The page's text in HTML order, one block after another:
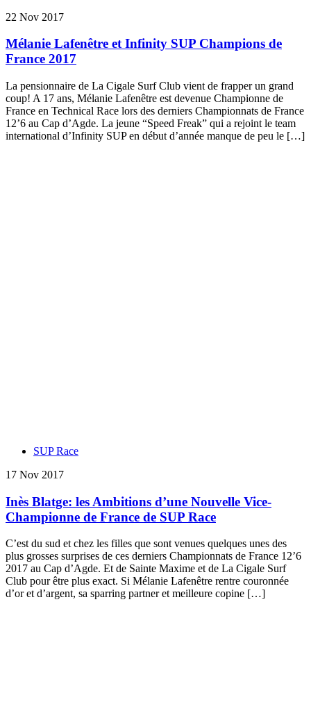
22 Nov 2017
Mélanie Lafenêtre et Infinity SUP Champions de
France 2017
La pensionnaire de La Cigale Surf Club vient de frapper un grand
coup! A 17 ans, Mélanie Lafenêtre est devenue Championne de
France en Technical Race lors des derniers Championnats de France
12’6 au Cap d’Agde. La jeune “Speed Freak” qui a rejoint le team
international d’Infinity SUP en début d’année manque de peu le […]
SUP Race
17 Nov 2017
Inès Blatge: les Ambitions d’une Nouvelle Vice-
Championne de France de SUP Race
C’est du sud et chez les filles que sont venues quelques unes des
plus grosses surprises de ces derniers Championnats de France 12’6
2017 au Cap d’Agde. Et de Sainte Maxime et de La Cigale Surf
Club pour être plus exact. Si Mélanie Lafenêtre rentre couronnée
d’or et d’argent, sa sparring partner et meilleure copine […]